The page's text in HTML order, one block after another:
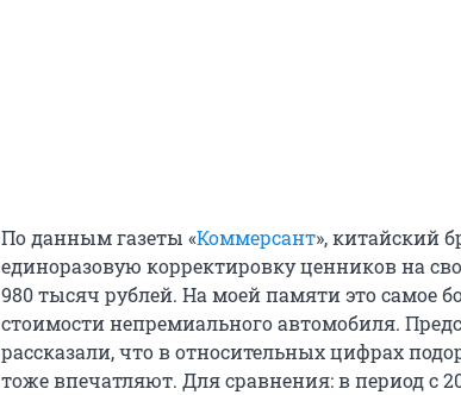
По данным газеты «Коммерсант», китайский
единоразовую корректировку ценников на
980 тысяч рублей. На моей памяти это самое
стоимости непремиального автомобиля.
рассказали, что в относительных цифрах
тоже впечатляют. Для сравнения: в период с